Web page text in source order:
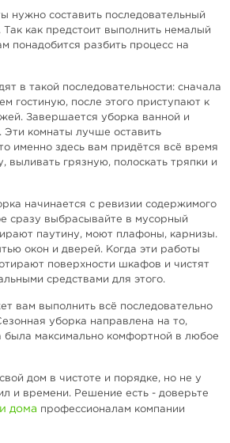
нужно составить последовательный
как предстоит выполнить немалый
понадобится разбить процесс на
в такой последовательности: сначала
гостиную, после этого приступают к
Завершается уборка ванной и
Эти комнаты лучше оставить
именно здесь вам придётся всё время
выливать грязную, полоскать тряпки и
начинается с ревизии содержимого
сразу выбрасывайте в мусорный
паутину, моют плафоны, карнизы.
окон и дверей. Когда эти работы
поверхности шкафов и чистят
средствами для этого.
вам выполнить всё последовательно
уборка направлена на то,
была максимально комфортной в любое
дом в чистоте и порядке, но не у
и времени. Решение есть - доверьте
дома профессионалам компании